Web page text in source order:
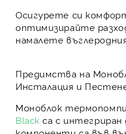
Осигурете си
оптимизирайте
намалете
Предимства на
Инсталация и
Моноблок
Black са с интегриран